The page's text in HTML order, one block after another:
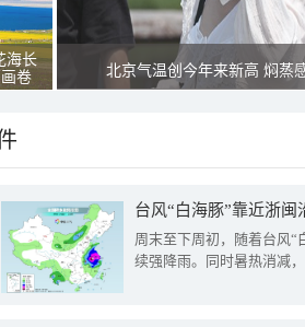
海长
卷
北京气温创今年来新高 焖蒸
台风“白海豚”靠近浙
周末至下周初，随着台风“
续强降雨。同时暑热消减